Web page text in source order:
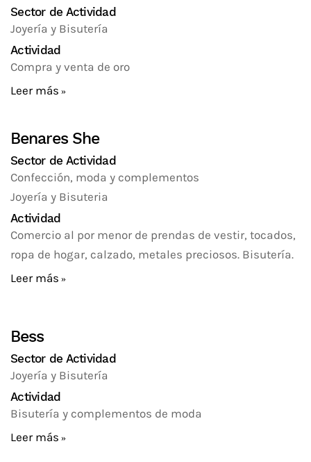
Sector de Actividad
Joyería y Bisutería
Actividad
Compra y venta de oro
Leer más
Benares She
Sector de Actividad
Confección, moda y complementos
Joyería y Bisuteria
Actividad
Comercio al por menor de prendas de vestir, tocados,
ropa de hogar, calzado, metales preciosos. Bisutería.
Leer más
Bess
Sector de Actividad
Joyería y Bisutería
Actividad
Bisutería y complementos de moda
Leer más